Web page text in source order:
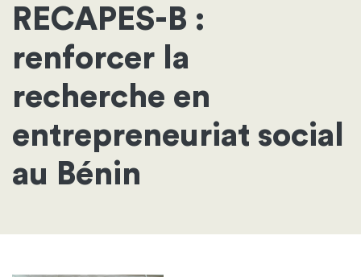
RECAPES-B :
renforcer la
recherche en
entrepreneuriat social
au Bénin